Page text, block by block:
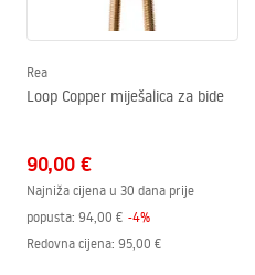
Rea
Loop Copper miješalica za bide
90,00 €
Najniža cijena u 30 dana prije
popusta: 94,00 € -4%
Redovna cijena: 95,00 €